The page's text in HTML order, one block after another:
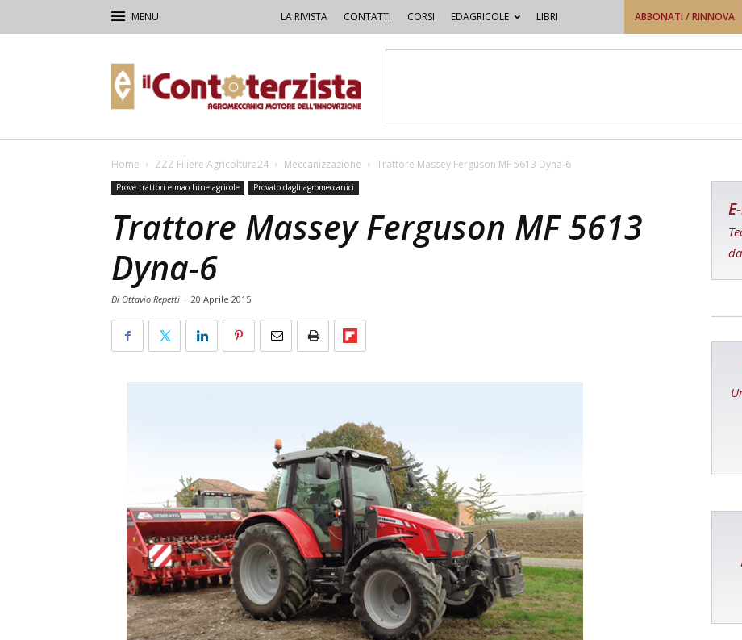
LA RIVISTA CONTATTI CORSI EDAGRICOLE LIBRI ABBONATI / RINNOVA
Contoterzista
Home ZZZ Filiere Agricoltura24 Meccanizzazione Trattore Massey Ferguson MF 5613 Dyna-6
Prove trattori e macchine agricole Provato dagli agromeccanici
Trattore Massey Ferguson MF 5613
Dyna-6
Di Ottavio Repetti - 20 Aprile 2015